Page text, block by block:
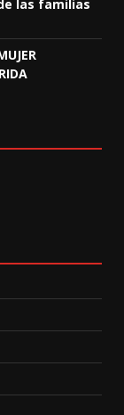
las familias